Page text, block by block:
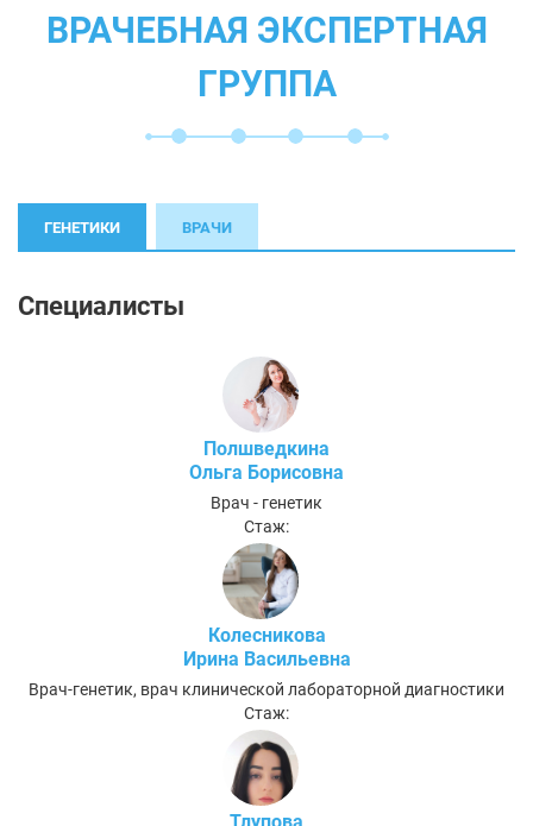
ВРАЧЕБНАЯ ЭКСПЕРТНАЯ
ГРУППА
ГЕНЕТИКИ ВРАЧИ
Специалисты
Полшведкина
Ольга Борисовна
Врач - генетик
Стаж:
Колесникова
Ирина Васильевна
Врач-генетик, врач клинической лабораторной диагностики
Стаж: